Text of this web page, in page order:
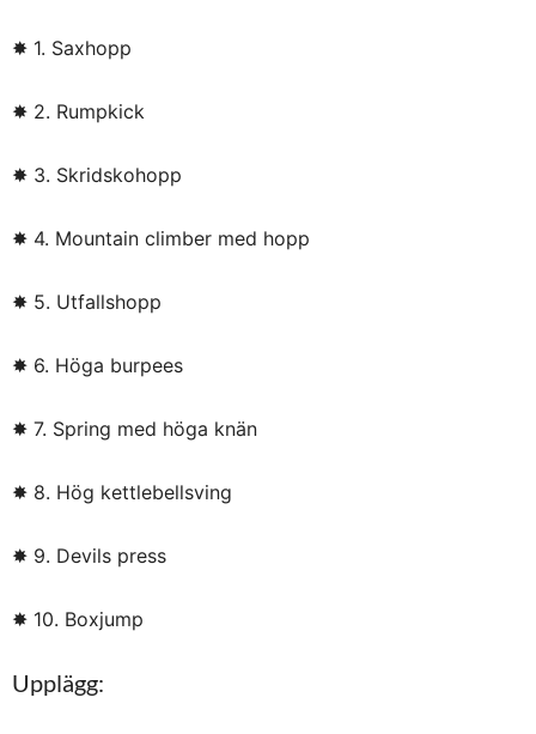
✸ 1. Saxhopp
✸ 2. Rumpkick
✸ 3. Skridskohopp
✸ 4. Mountain climber med hopp
✸ 5. Utfallshopp
✸ 6. Höga burpees
✸ 7. Spring med höga knän
✸ 8. Hög kettlebellsving
✸ 9. Devils press
✸ 10. Boxjump
Upplägg: